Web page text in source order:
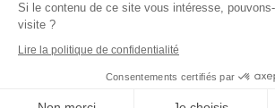
SITE MAP INFORMATIONS LÉGALES
GESTION DES COOKIES
RÉPONSE
Si le contenu de ce site vous intéresse,
visite ?
Lire la politique de confidentialité
Consentements certifiés par